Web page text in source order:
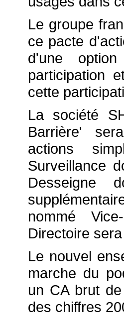
Le groupe
ce pacte
d'une
participation
cette
La société
Barrière'
actions
Surveillance
Desseigne
nommé
Directoire
Le nouvel
marche du
un CA brut
des chiffres